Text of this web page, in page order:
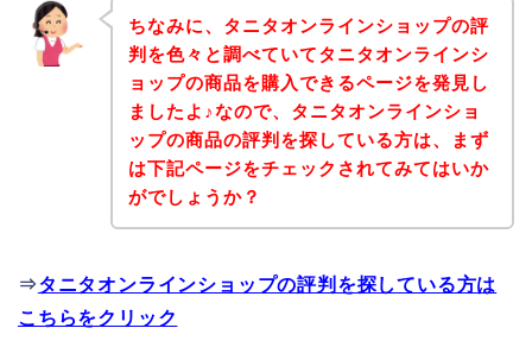
ちなみに、タニタオンラインショップの評
判を色々と調べていてタニタオンラインシ
ョップの商品を購入できるページを発見し
ましたよ♪なので、タニタオンラインショ
ップの商品の評判を探している方は、まず
は下記ページをチェックされてみてはいか
がでしょうか？
⇒タニタオンラインショップの評判を探している方は
こちらをクリック